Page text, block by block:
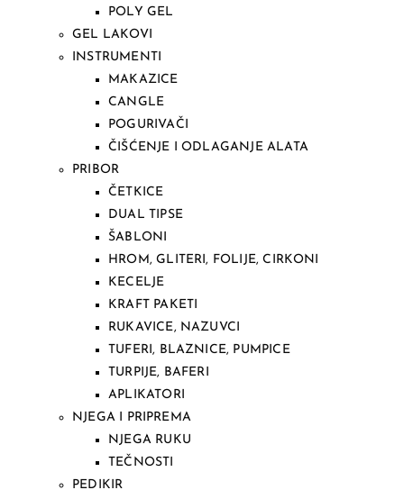
POLY GEL
GEL LAKOVI
INSTRUMENTI
MAKAZICE
CANGLE
POGURIVAČI
ČIŠĆENJE I ODLAGANJE ALATA
PRIBOR
ČETKICE
DUAL TIPSE
ŠABLONI
HROM, GLITERI, FOLIJE, CIRKONI
KECELJE
KRAFT PAKETI
RUKAVICE, NAZUVCI
TUFERI, BLAZNICE, PUMPICE
TURPIJE, BAFERI
APLIKATORI
NJEGA I PRIPREMA
NJEGA RUKU
TEČNOSTI
PEDIKIR